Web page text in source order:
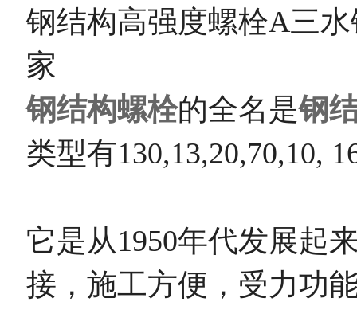
钢结构高强度螺栓A三
家
钢结构螺栓的全名是钢
类型有130,13,20,70,10,
它是从1950年代发展起
接，施工方便，受力功